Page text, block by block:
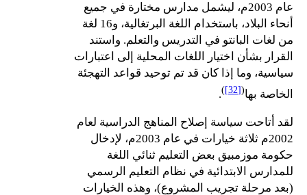
عام 2003م، ليشمل مدارس مختارة في جميع
أنحاء البلاد، باستخدام اللغة البرتغالية، و16 لغة
من لغات البانتو في التدريس والتعلم. واستند
القرار بشأن اختيار اللغات المحلية إلى اعتبارات
سياسية، وما إذا كان قد تم توحيد قواعد التهجئة
الخاصة بها(
[32]
)
.
لقد أتاحت سياسة إصلاح المناهج الدراسية لعام
2002م ثلاثة خيارات في عام 2003م، لإدخال
حكومة موزمبيق بعض التعليم ثنائي اللغة
للمدارس الابتدائية في نظام التعليم الرسمي
(بعد مرحلة تجريب المشروع)، وهذه الخيارات